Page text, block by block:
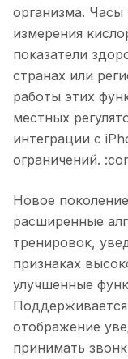
организма.
измерения
показатели
странах или
работы этих
местных
интеграции с
ограничений.
Новое
расширенные
тренировок,
признаках
улучшенные
отображение
принимать